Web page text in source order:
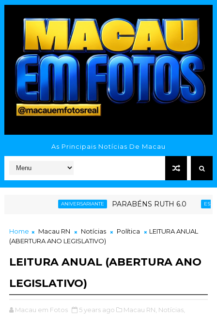
As Principais Notícias De Macau
ANIVERSARIANTE PARABÉNS RUTH 6.0 ESPORTE
Home Macau RN Notícias Política
LEITURA ANUAL
(ABERTURA ANO LEGISLATIVO)
LEITURA ANUAL (ABERTURA ANO
LEGISLATIVO)
Macau em Fotos 5 years ago Macau RN, Notícias,